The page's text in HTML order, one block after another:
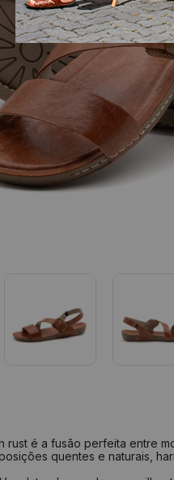
rust é a fusão perfeita entre
quentes e naturais,